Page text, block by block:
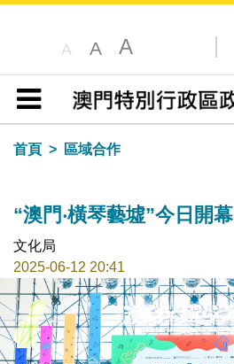
A A A
目錄
首頁
區域合作
“澳門‧橫琴藝墟”今日開幕
文化局
2025-06-12 20:41